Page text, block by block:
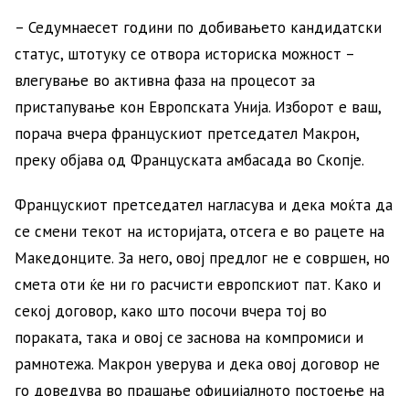
– Седумнаесет години по добивањето кандидатски
статус, штотуку се отвора историска можност –
влегување во активна фаза на процесот за
пристапување кон Европската Унија. Изборот е ваш,
порача вчера францускиот претседател Макрон,
преку објава од Француската амбасада во Скопје.
Францускиот претседател нагласува и дека моќта да
се смени текот на историјата, отсега е во рацете на
Македонците. За него, овој предлог не е совршен, но
смета оти ќе ни го расчисти европскиот пат. Како и
секој договор, како што посочи вчера тој во
пораката, така и овој се заснова на компромиси и
рамнотежа. Макрон уверува и дека овој договор не
го доведува во прашање официјалното постоење на